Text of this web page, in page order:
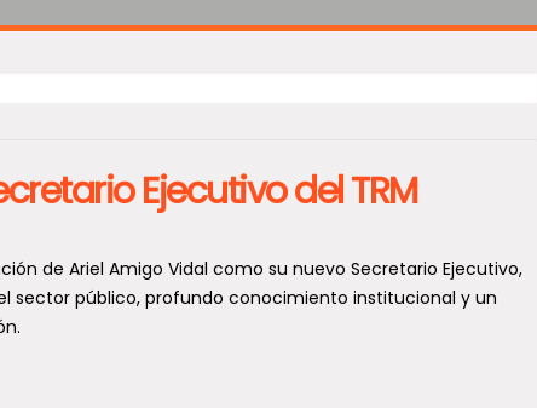
Ejecutivo del TRM
de Ariel Amigo Vidal como su nuevo Secretario Ejecutivo,
sector público, profundo conocimiento institucional y un